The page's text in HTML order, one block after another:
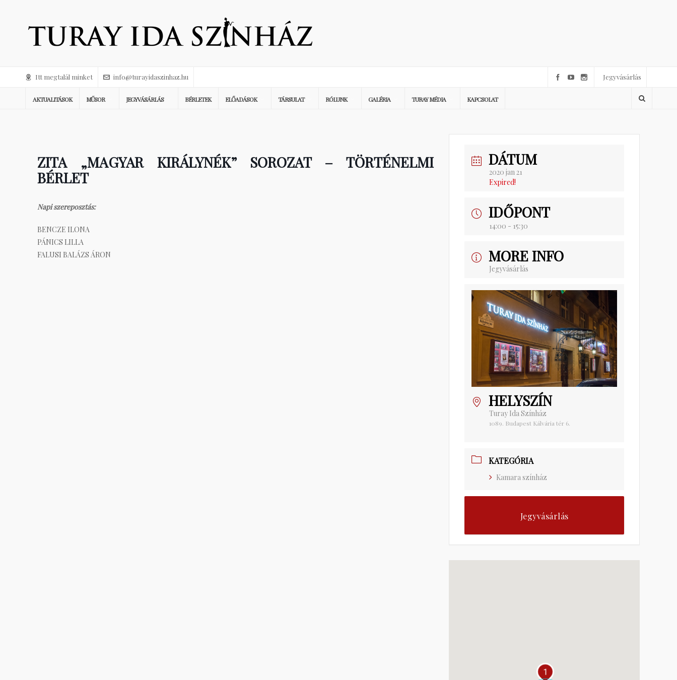
Itt megtalál minket info@turayidaszinhaz.hu Jegyvásárlás
AKTUALITÁSOK MŰSOR JEGYVÁSÁRLÁS BÉRLETEK ELŐADÁSOK TÁRSULAT RÓLUNK GALÉRIA TURAY MÉDIA KAPCSOLAT
ZITA „MAGYAR KIRÁLYNÉK” SOROZAT – TÖRTÉNELMI
BÉRLET
Napi szereposztás:
BENCZE ILONA
PÁNICS LILLA
FALUSI BALÁZS ÁRON
DÁTUM
2020 jan 21
Expired!
IDŐPONT
14:00 - 15:30
MORE INFO
Jegyvásárlás
HELYSZÍN
Turay Ida Színház
1089. Budapest Kálvária tér 6.
KATEGÓRIA
Kamara színház
Jegyvásárlás
1